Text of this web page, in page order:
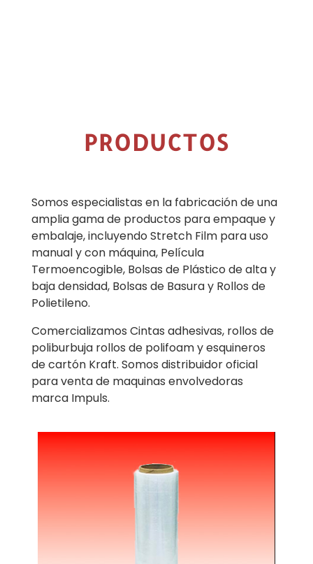
PRODUCTOS
Somos especialistas en la fabricación de una
amplia gama de productos para empaque y
embalaje, incluyendo Stretch Film para uso
manual y con máquina, Película
Termoencogible, Bolsas de Plástico de alta y
baja densidad, Bolsas de Basura y Rollos de
Polietileno.
Comercializamos Cintas adhesivas, rollos de
poliburbuja rollos de polifoam y esquineros
de cartón Kraft. Somos distribuidor oficial
para venta de maquinas envolvedoras
marca Impuls.